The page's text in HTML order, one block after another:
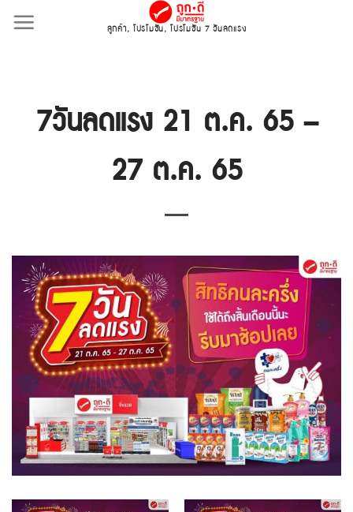
Skip
ลูกค้า, โปรโมชั่น,โปรโมชั่น 7 วันลดแรง
7วันลดแรง 21 ต.ค. 65 –
27 ต.ค. 65